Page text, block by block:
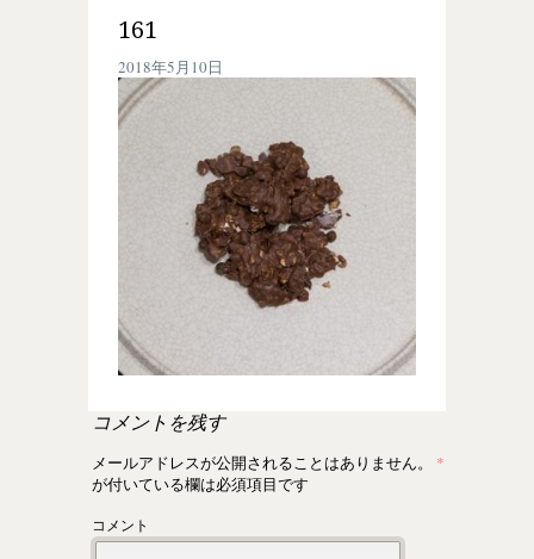
161
2018年5月10日
コメントを残す
メールアドレスが公開されることはありません。
*
が付いている欄は必須項目です
コメント